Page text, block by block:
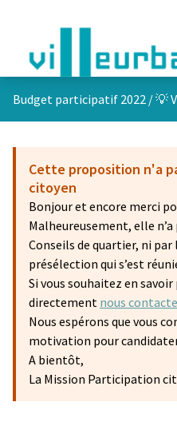
Budget participatif 2022 /💡
Cette proposition n'a
citoyen
Bonjour et encore merci
Malheureusement, elle
Conseils de quartier, ni
présélection qui s’est
Si vous souhaitez en savoir
directement nous
Nous espérons que vous
motivation pour
A bientôt,
La Mission Participation